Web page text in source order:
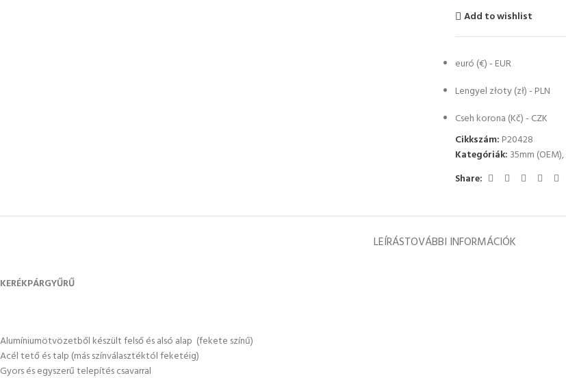
Add to wishlist
euró (€) - EUR
Lengyel złoty (zł) - PLN
Cseh korona (Kč) - CZK
Cikkszám: P20428
Kategóriák: 35mm (OEM),
Share:
LEÍRÁSTOVÁBBI INFORMÁCIÓK
KERÉKPÁRGYŰRŰ
Alumíniumötvözetből készült felső és alsó alap (fekete színű)
Acél tető és talp (más színválasztéktól feketéig)
Gyors és egyszerű telepítés csavarral